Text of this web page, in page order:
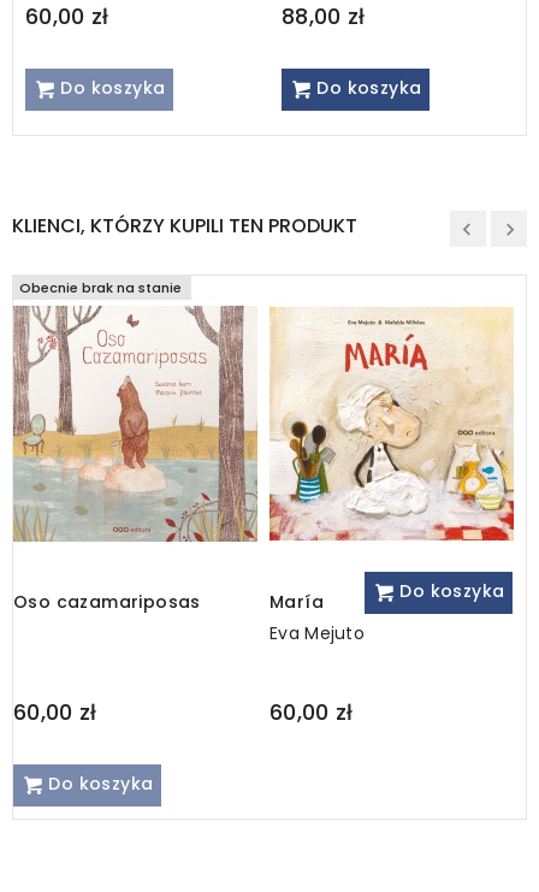
60,00 zł
Do koszyka
88,00 zł
Do koszyka
KLIENCI, KTÓRZY KUPILI TEN PRODUKT
Obecnie brak na stanie
Oso cazamariposas
60,00 zł
Do koszyka
María
Eva Mejuto
60,00 zł
Do koszyka